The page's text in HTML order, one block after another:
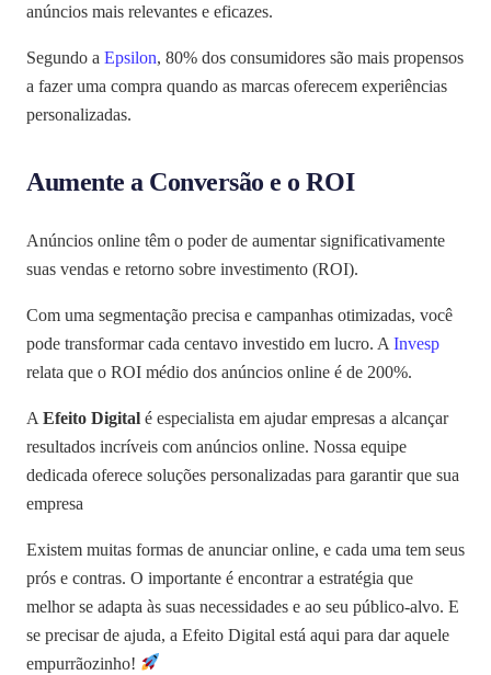
anúncios mais relevantes e eficazes.
Segundo a Epsilon, 80% dos consumidores são mais propensos
a fazer uma compra quando as marcas oferecem experiências
personalizadas.
Aumente a Conversão e o ROI
Anúncios online têm o poder de aumentar significativamente
suas vendas e retorno sobre investimento (ROI).
Com uma segmentação precisa e campanhas otimizadas, você
pode transformar cada centavo investido em lucro. A Invesp
relata que o ROI médio dos anúncios online é de 200%.
A Efeito Digital é especialista em ajudar empresas a alcançar
resultados incríveis com anúncios online. Nossa equipe
dedicada oferece soluções personalizadas para garantir que sua
empresa
Existem muitas formas de anunciar online, e cada uma tem seus
prós e contras. O importante é encontrar a estratégia que
melhor se adapta às suas necessidades e ao seu público-alvo. E
se precisar de ajuda, a Efeito Digital está aqui para dar aquele
empurrãozinho!